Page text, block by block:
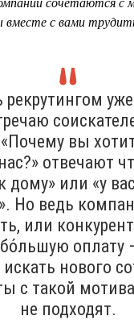
вместе с вами
вы
отвечают
дому» или «у
Но ведь
или
оплату
нового
с такой
не подходят.